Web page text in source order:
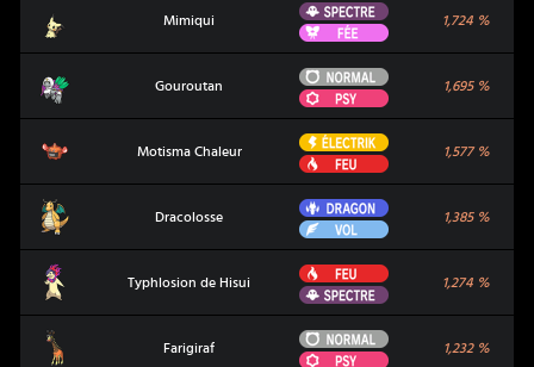
Mimiqui
Spectre
Fée
1,724 %
Gouroutan
Normal
Psy
1,695%
Motisma Chaleur
Électrik
Feu
1,577%
Dracolosse
Dragon
Vol
1,385%
Typhlosion de Hisui
Feu
Spectre
1,274 %
Farigiraf
Normal
Psy
1,232%